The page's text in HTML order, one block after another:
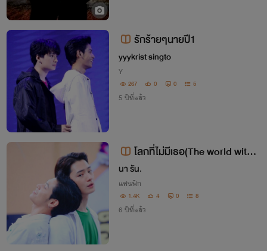
รักร้ายๆนายปี1
yyykrist singto
Y
267 0 0 5
5 ปีที่แล้ว
โลกที่ไม่มีเธอ(The world witho
ut you)
นา รัน.
แฟนฟิก
1.4K 4 0 8
6 ปีที่แล้ว